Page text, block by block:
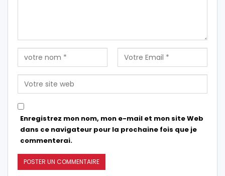
Enregistrez mon nom, mon e-mail et mon site Web
dans ce navigateur pour la prochaine fois que je
commenterai.